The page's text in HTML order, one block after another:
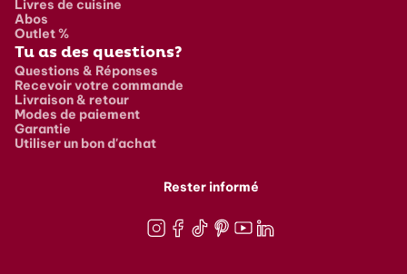
Livres de cuisine
Abos
Outlet %
Tu as des questions?
Questions & Réponses
Recevoir votre commande
Livraison & retour
Modes de paiement
Garantie
Utiliser un bon d'achat
Rester informé